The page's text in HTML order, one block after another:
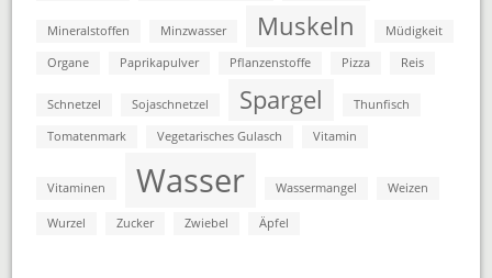
Mineralstoffen Minzwasser Muskeln Müdigkeit
Organe Paprikapulver Pflanzenstoffe Pizza Reis
Schnetzel Sojaschnetzel Spargel Thunfisch
Tomatenmark Vegetarisches Gulasch Vitamin
Vitaminen Wasser Wassermangel Weizen
Wurzel Zucker Zwiebel Äpfel